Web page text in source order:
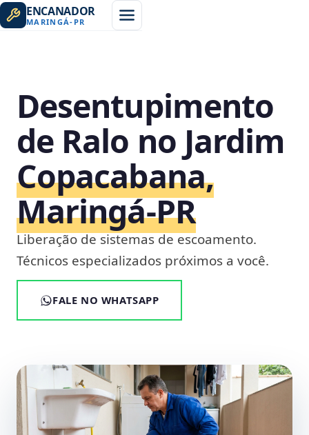
ENCANADOR
MARINGÁ- PR
Desentupimento
de Ralo no Jardim
Copacabana,
Maringá‑PR
Liberação de sistemas de escoamento.
Técnicos especializados próximos a você.
FALE NO WHATSAPP